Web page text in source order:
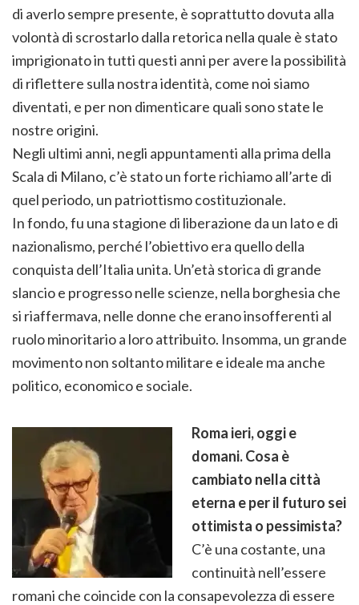
di averlo sempre presente, è soprattutto dovuta alla
volontà di scrostarlo dalla retorica nella quale è stato
imprigionato in tutti questi anni per avere la possibilità
di riflettere sulla nostra identità, come noi siamo
diventati, e per non dimenticare quali sono state le
nostre origini.
Negli ultimi anni, negli appuntamenti alla prima della
Scala di Milano, c’è stato un forte richiamo all’arte di
quel periodo, un patriottismo costituzionale.
In fondo, fu una stagione di liberazione da un lato e di
nazionalismo, perché l’obiettivo era quello della
conquista dell’Italia unita. Un’età storica di grande
slancio e progresso nelle scienze, nella borghesia che
si riaffermava, nelle donne che erano insofferenti al
ruolo minoritario a loro attribuito. Insomma, un grande
movimento non soltanto militare e ideale ma anche
politico, economico e sociale.
Roma ieri, oggi e
domani. Cosa è
cambiato nella città
eterna e per il futuro sei
ottimista o pessimista?
C’è una costante, una
continuità nell’essere
romani che coincide con la consapevolezza di essere